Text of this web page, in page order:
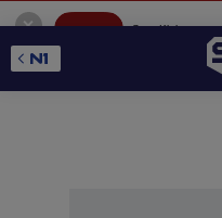
SportKlub
GET - On the